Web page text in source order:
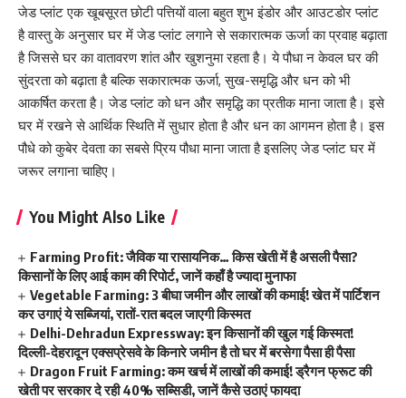
जेड प्लांट एक खूबसूरत छोटी पत्तियों वाला बहुत शुभ इंडोर और आउटडोर प्लांट
है वास्तु के अनुसार घर में जेड प्लांट लगाने से सकारात्मक ऊर्जा का प्रवाह बढ़ाता
है जिससे घर का वातावरण शांत और खुशनुमा रहता है। ये पौधा न केवल घर की
सुंदरता को बढ़ाता है बल्कि सकारात्मक ऊर्जा, सुख-समृद्धि और धन को भी
आकर्षित करता है। जेड प्लांट को धन और समृद्धि का प्रतीक माना जाता है। इसे
घर में रखने से आर्थिक स्थिति में सुधार होता है और धन का आगमन होता है। इस
पौधे को कुबेर देवता का सबसे प्रिय पौधा माना जाता है इसलिए जेड प्लांट घर में
जरूर लगाना चाहिए।
You Might Also Like
Farming Profit: जैविक या रासायनिक… किस खेती में है असली पैसा?
किसानों के लिए आई काम की रिपोर्ट, जानें कहाँ है ज्यादा मुनाफा
Vegetable Farming: 3 बीघा जमीन और लाखों की कमाई! खेत में पार्टिशन
कर उगाएं ये सब्जियां, रातों-रात बदल जाएगी किस्मत
Delhi-Dehradun Expressway: इन किसानों की खुल गई किस्मत!
दिल्ली-देहरादून एक्सप्रेसवे के किनारे जमीन है तो घर में बरसेगा पैसा ही पैसा
Dragon Fruit Farming: कम खर्च में लाखों की कमाई! ड्रैगन फ्रूट की
खेती पर सरकार दे रही 40% सब्सिडी, जानें कैसे उठाएं फायदा